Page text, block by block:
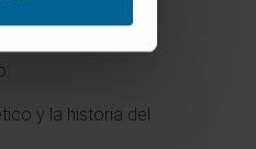
y la historia del